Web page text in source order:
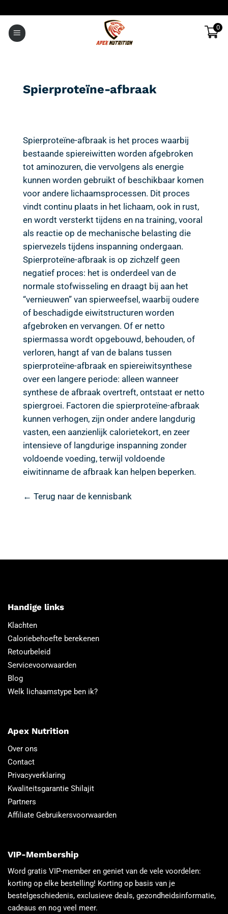
inhoud
0
Spierproteïne-afbraak
Spierproteïne-afbraak is het proces waarbij
bestaande spiereiwitten worden afgebroken
tot aminozuren, die vervolgens als energie
kunnen worden gebruikt of beschikbaar komen
voor andere lichaamsprocessen. Dit proces
vindt continu plaats in het lichaam, ook in rust,
en wordt versterkt tijdens en na training, vooral
als reactie op de mechanische belasting die
spiervezels tijdens inspanning ondergaan.
Spierproteïne-afbraak is op zichzelf geen
negatief proces: het is onderdeel van de
normale stofwisseling en draagt bij aan het
“vernieuwen” van spierweefsel, waarbij oudere
of beschadigde eiwitstructuren worden
afgebroken en vervangen. Of er netto
spiermassa wordt opgebouwd, behouden, of
verloren, hangt af van de balans tussen
spierproteïne-afbraak en spiereiwitsynthese
over een langere periode: alleen wanneer
synthese de afbraak overtreft, ontstaat er netto
spiergroei. Factoren die spierproteïne-afbraak
kunnen verhogen, zijn onder andere langdurig
vasten, een aanzienlijk calorietekort, en zeer
intensieve of langdurige inspanning zonder
voldoende voeding, terwijl voldoende
eiwitinname de afbraak kan helpen beperken.
← Terug naar de kennisbank
Handige links
Klachten
Caloriebehoefte berekenen
Retourbeleid
Servicevoorwaarden
Blog
Welk lichaamstype ben ik?
Apex Nutrition
Over ons
Contact
Privacyverklaring
Kwaliteitsgarantie Shilajit
Partners
Affiliate Gebruikersvoorwaarden
VIP-Membership
Word gratis VIP-member en geniet van de vele voordelen:
korting op elke bestelling! Korting op basis van je
bestelgeschiedenis, exclusieve deals, gezondheidsinformatie,
cadeaus en nog veel meer.